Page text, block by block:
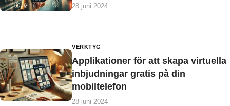
28 juni 2024
VERKTYG
Applikationer för att skapa virtuella
inbjudningar gratis på din
mobiltelefon
28 juni 2024